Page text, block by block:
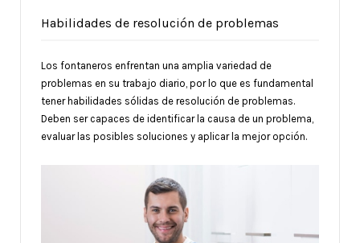
Habilidades de resolución de problemas
Los fontaneros enfrentan una amplia variedad de
problemas en su trabajo diario, por lo que es fundamental
tener habilidades sólidas de resolución de problemas.
Deben ser capaces de identificar la causa de un problema,
evaluar las posibles soluciones y aplicar la mejor opción.